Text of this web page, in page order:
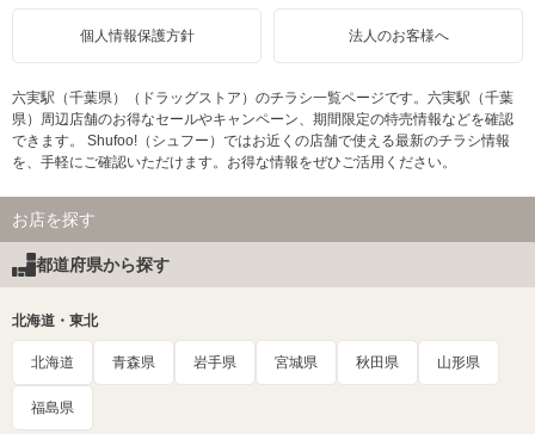
個人情報保護方針 法人のお客様へ
六実駅（千葉県）（ドラッグストア）のチラシ一覧ページです。六実駅（千葉
県）周辺店舗のお得なセールやキャンペーン、期間限定の特売情報などを確認
できます。 Shufoo!（シュフー）ではお近くの店舗で使える最新のチラシ情報
を、手軽にご確認いただけます。お得な情報をぜひご活用ください。
お店を探す
都道府県から探す
北海道・東北
北海道 青森県 岩手県 宮城県 秋田県 山形県
福島県